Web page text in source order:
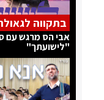
בתקווה
אבי הס מרגש עם
"לישועתך"